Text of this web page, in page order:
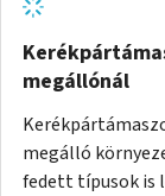
megállónál
megálló
fedett típusok is